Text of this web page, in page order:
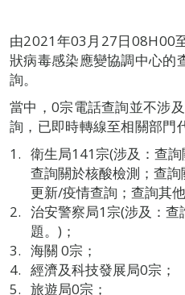
由2021年03月27日08H00
狀病毒感染應變協調中心的
詢。
當中，0宗電話查詢並不涉
詢，已即時轉線至相關部門
衛生局141宗(涉及：查
查詢關於核酸檢測；查
更新/疫情查詢；查詢其他
治安警察局1宗(涉及：
題。)；
海關 0宗；
經濟及科技發展局0宗；
旅遊局0宗；